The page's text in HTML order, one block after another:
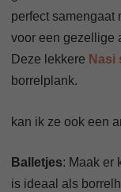
perfect samengaat
voor een gezellige
Deze lekkere Nasi
borrelplank.
kan ik ze ook een
Balletjes: Maak er
is ideaal als